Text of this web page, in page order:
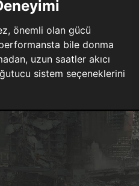
önemli olan gücü
bile donma
uzun saatler akıcı
sistem seçeneklerini